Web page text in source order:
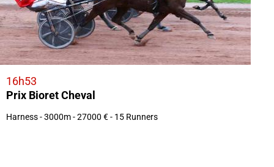
16h53
Prix Bioret Cheval
Harness - 3000m - 27000 € - 15 Runners